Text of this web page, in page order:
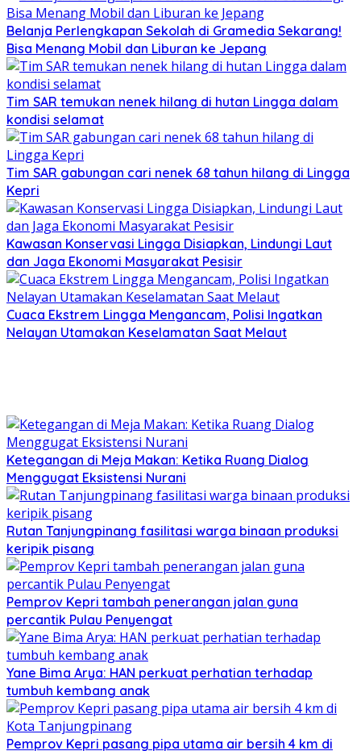
Belanja Perlengkapan Sekolah di Gramedia Sekarang!
Bisa Menang Mobil dan Liburan ke Jepang
Tim SAR temukan nenek hilang di hutan Lingga dalam
kondisi selamat
Tim SAR gabungan cari nenek 68 tahun hilang di Lingga
Kepri
Kawasan Konservasi Lingga Disiapkan, Lindungi Laut
dan Jaga Ekonomi Masyarakat Pesisir
Cuaca Ekstrem Lingga Mengancam, Polisi Ingatkan
Nelayan Utamakan Keselamatan Saat Melaut
Ketegangan di Meja Makan: Ketika Ruang Dialog
Menggugat Eksistensi Nurani
Rutan Tanjungpinang fasilitasi warga binaan produksi
keripik pisang
Pemprov Kepri tambah penerangan jalan guna
percantik Pulau Penyengat
Yane Bima Arya: HAN perkuat perhatian terhadap
tumbuh kembang anak
Pemprov Kepri pasang pipa utama air bersih 4 km di